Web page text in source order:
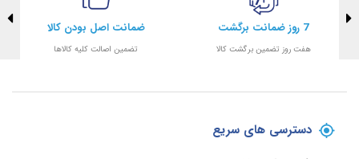
7 روز ضمانت برگشت
هفت روز تضمین برگشت کالا
ضمانت اصل بودن کالا
تضمین اصالت کلیه کالاها
دسترسی های سریع